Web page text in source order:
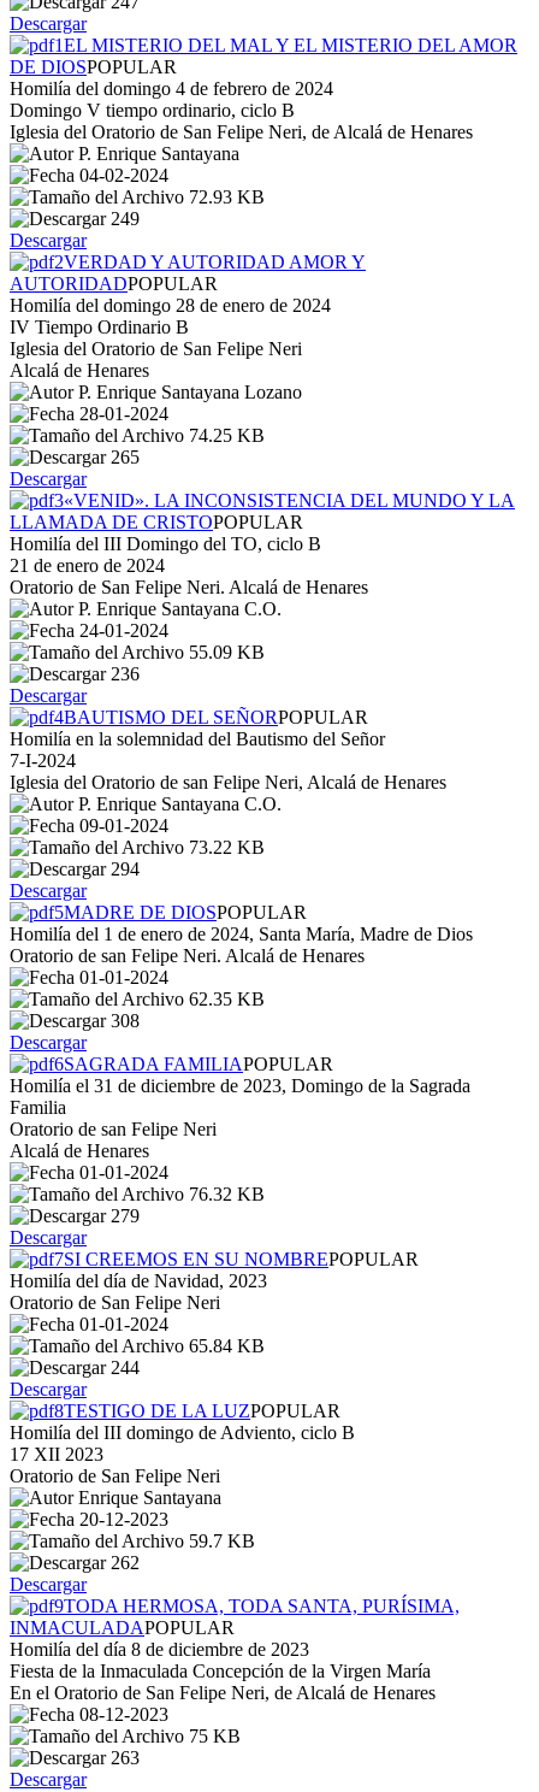
Descargar
EL MISTERIO DEL MAL Y EL MISTERIO DEL AMOR
DE DIOSPOPULAR
Homilía del domingo 4 de febrero de 2024
Domingo V tiempo ordinario, ciclo B
Iglesia del Oratorio de San Felipe Neri, de Alcalá de Henares
P. Enrique Santayana
04-02-2024
72.93 KB
249
Descargar
VERDAD Y AUTORIDAD AMOR Y
AUTORIDADPOPULAR
Homilía del domingo 28 de enero de 2024
IV Tiempo Ordinario B
Iglesia del Oratorio de San Felipe Neri
Alcalá de Henares
P. Enrique Santayana Lozano
28-01-2024
74.25 KB
265
Descargar
«VENID». LA INCONSISTENCIA DEL MUNDO Y LA
LLAMADA DE CRISTOPOPULAR
Homilía del III Domingo del TO, ciclo B
21 de enero de 2024
Oratorio de San Felipe Neri. Alcalá de Henares
P. Enrique Santayana C.O.
24-01-2024
55.09 KB
236
Descargar
BAUTISMO DEL SEÑORPOPULAR
Homilía en la solemnidad del Bautismo del Señor
7-I-2024
Iglesia del Oratorio de san Felipe Neri, Alcalá de Henares
P. Enrique Santayana C.O.
09-01-2024
73.22 KB
294
Descargar
MADRE DE DIOSPOPULAR
Homilía del 1 de enero de 2024, Santa María, Madre de Dios
Oratorio de san Felipe Neri. Alcalá de Henares
01-01-2024
62.35 KB
308
Descargar
SAGRADA FAMILIAPOPULAR
Homilía el 31 de diciembre de 2023, Domingo de la Sagrada
Familia
Oratorio de san Felipe Neri
Alcalá de Henares
01-01-2024
76.32 KB
279
Descargar
SI CREEMOS EN SU NOMBREPOPULAR
Homilía del día de Navidad, 2023
Oratorio de San Felipe Neri
01-01-2024
65.84 KB
244
Descargar
TESTIGO DE LA LUZPOPULAR
Homilía del III domingo de Adviento, ciclo B
17 XII 2023
Oratorio de San Felipe Neri
Enrique Santayana
20-12-2023
59.7 KB
262
Descargar
TODA HERMOSA, TODA SANTA, PURÍSIMA,
INMACULADAPOPULAR
Homilía del día 8 de diciembre de 2023
Fiesta de la Inmaculada Concepción de la Virgen María
En el Oratorio de San Felipe Neri, de Alcalá de Henares
08-12-2023
75 KB
263
Descargar